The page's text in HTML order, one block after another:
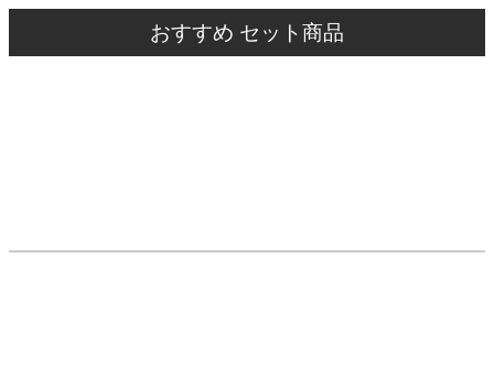
おすすめ セット商品